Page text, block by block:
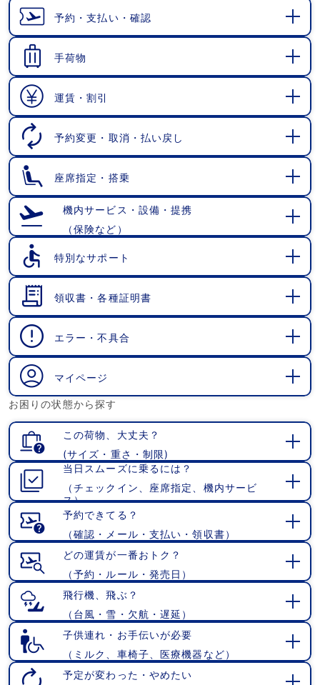
予約・支払い・確認
手荷物
運賃・割引
予約変更・取消・払い戻し
座席指定・搭乗
機内サービス・設備・提携
（保険など）
特別なサポート
領収書・各種証明書
エラー・不具合
マイページ
お困りの状態から探す
この荷物、大丈夫？
(サイズ・重さ・制限)
当日スムーズに乗るには？
（チェックイン、座席指定、機内サービ
ス）
予約できてる？
（確認・メール・支払い・領収書）
どの運賃が一番おトク？
（予約・ルール・発売日）
飛行機、飛ぶ？
（台風・雪・欠航・遅延）
子供連れ・お手伝いが必要
（ミルク、車椅子、医療機器など）
予定が変わった・やめたい